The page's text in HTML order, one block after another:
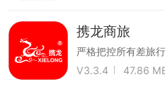
携龙商旅
严格把控所有差旅行
V3.3.4
47.86